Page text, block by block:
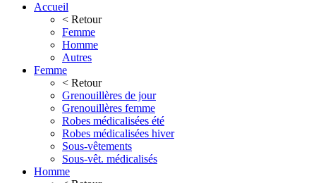
Accueil
< Retour
Femme
Homme
Autres
Femme
< Retour
Grenouillères de jour
Grenouillères femme
Robes médicalisées été
Robes médicalisées hiver
Sous-vêtements
Sous-vêt. médicalisés
Homme